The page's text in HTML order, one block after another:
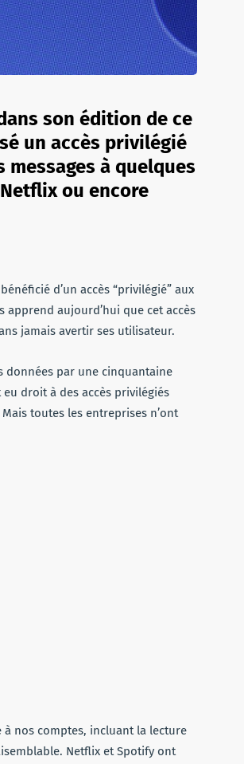
son édition de ce
un accès privilégié
à quelques
ou encore
d’un accès “privilégié” aux
apprend aujourd’hui que cet accès
jamais avertir ses utilisateur.
données par une cinquantaine
droit à des accès privilégiés
toutes les entreprises n’ont
à nos comptes, incluant la lecture
Netflix et Spotify ont